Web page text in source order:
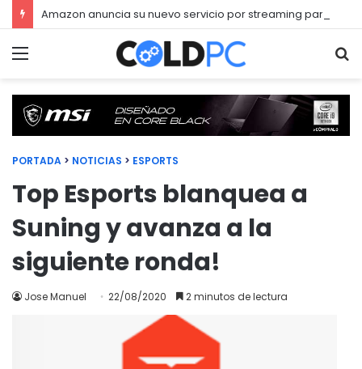
Menú
PORTADA > NOTICIAS > ESPORTS
Top Esports blanquea a
Suning y avanza a la
siguiente ronda!
Jose Manuel 22/08/2020 2 minutos de lectura